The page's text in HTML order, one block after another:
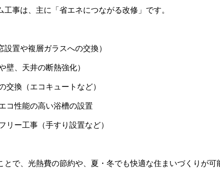
事は、主に「省エネにつながる改修」です。
置や複層ガラスへの交換）
壁、天井の断熱強化）
交換（エコキュートなど）
コ性能の高い浴槽の設置
リー工事（手すり設置など）
とで、光熱費の節約や、夏・冬でも快適な住まいづくりが可